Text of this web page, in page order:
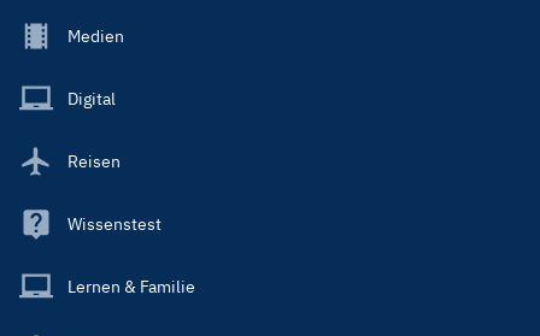
Footer
Main
Medien
Digital
Reisen
Wissenstest
Lernen & Familie